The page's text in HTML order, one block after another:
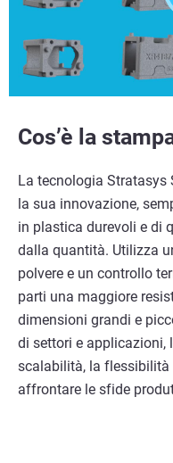
Cos’è la
La tecnologia Stratasys
la sua innovazione,
in plastica durevoli e di
dalla quantità. Utilizza
polvere e un controllo
parti una maggiore
dimensioni grandi e
di settori e applicazioni,
scalabilità, la flessibilità
affrontare le sfide